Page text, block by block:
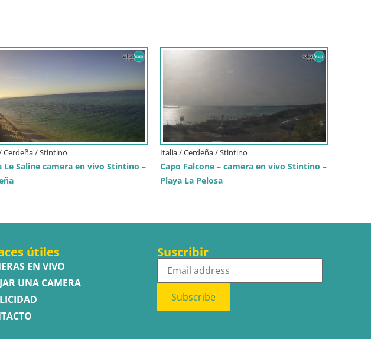
Cerdeña / Stintino
Le Saline camera en vivo Stintino –
Italia / Cerdeña / Stintino
Capo Falcone – camera en vivo Stintino –
Playa La Pelosa
útiles
EN VIVO
UNA CAMERA
Suscribir
Subscribe